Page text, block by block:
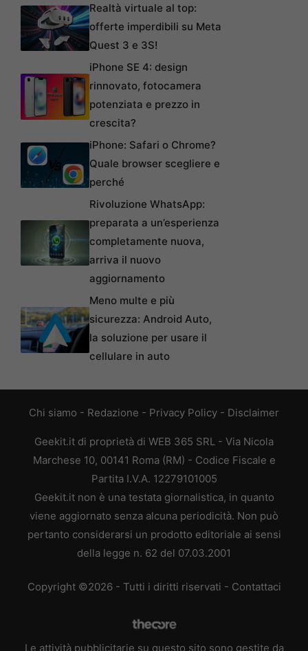
Realtà virtuale al top:
offerte imperdibili su Meta
Quest 3 e 3S!
iPhone SE 4: design
rinnovato, fotocamera
potenziata e prezzo in
crescita?
iPhone: Safari o Chrome?
Quale browser scegliere e
perché
Rivoluzione WhatsApp:
preparata a un’esperienza
completamente nuova,
arriva il nuovo
aggiornamento
Meno multe e più
sicurezza: Android Auto,
la soluzione per usare il
cellulare in auto
Chi siamo - Redazione - Privacy Policy - Disclaimer
Geekit.it di proprietà di WEB 365 SRL - Via Nicola
Marchese 10, 00141 Roma (RM) - Codice Fiscale e
Partita I.V.A. 12279101005
Geekit.it non è una testata giornalistica, in quanto
viene aggiornato senza alcuna periodicità. Non può
pertanto considerarsi un prodotto editoriale ai sensi
della legge n. 62 del 07.03.2001
Copyright ©2026 - Tutti i diritti riservati - Contattaci
Le attività pubblicitarie su questo sito sono gestite da